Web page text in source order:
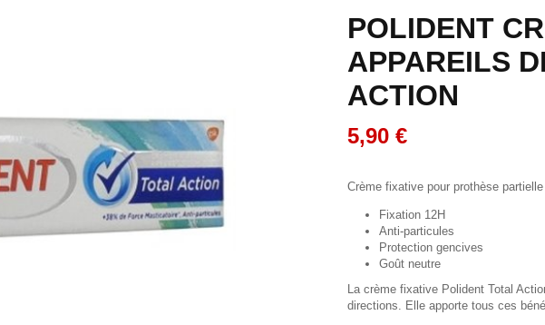
POLIDENT
APPAREILS
ACTION
5,90 €
Crème fixative pour prothèse
Fixation 12H
Anti-particules
Protection gencives
Goût neutre
La crème fixative Polident Total
directions. Elle apporte tous ces